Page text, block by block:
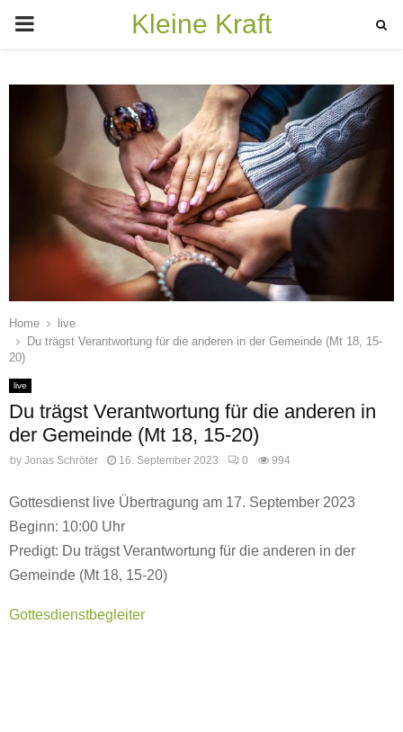
PRIMARY
Kleine Kraft
Home
live
Du trägst Verantwortung für die anderen in der Gemeinde (Mt 18, 15-
20)
live
Du trägst Verantwortung für die anderen in
der Gemeinde (Mt 18, 15-20)
by Jonas Schröter 16. September 2023 0 994
Gottesdienst live Übertragung am 17. September 2023
Beginn: 10:00 Uhr
Predigt: Du trägst Verantwortung für die anderen in der
Gemeinde (Mt 18, 15-20)
Gottesdienstbegleiter